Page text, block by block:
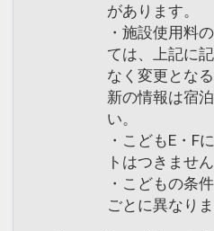
があります。
・施設使用料
ては、上記に
なく変更とな
新の情報は宿
い。
・こどもE・F
トはつきません
・こどもの条
ごとに異なりま